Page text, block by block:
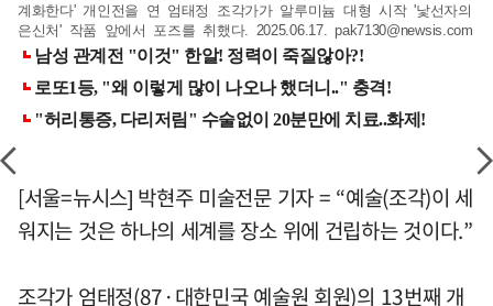
계화한다' 개인전을 연 엄태정 조각가가 알루미늄 대형 시작 '낯선자의
은신처' 작품 앞에서 포즈를 취했다. 2025.06.17.pak7130@newsis.com
[서울=뉴시스] 박현주 미술전문 기자 = “예술(조각)이 세
워지는 것은 하나의 세계를 장소 위에 건립하는 것이다.”
조각가 엄태정(87·대한민국 예술원 회원)의 13번째 개